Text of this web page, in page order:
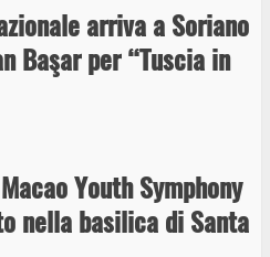
arriva a Soriano
Başar per “Tuscia in
Youth Symphony
nella basilica di Santa
di Stato arresta il ladro seriale
2023
la mostra dei bozzetti di
Buonarroti ospitata al